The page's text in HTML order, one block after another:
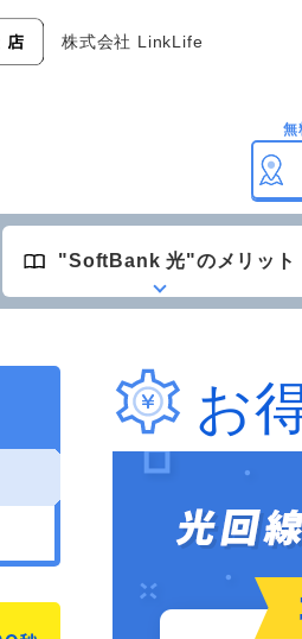
株式会社 LinkLife
無
"SoftBank 光"のメリット
お